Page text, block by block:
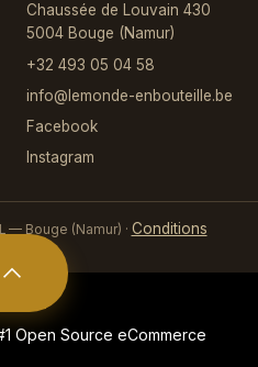
Chaussée de Louvain 430
5004 Bouge (Namur)
+32 493 05 04 58
info@lemonde-enbouteille.be
Facebook
Instagram
— Bouge (Namur) · Conditions
Open Source eCommerce